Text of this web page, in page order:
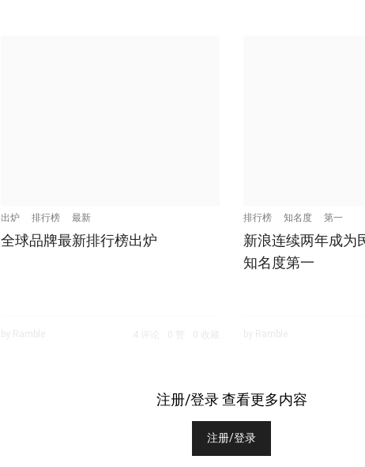
出炉 排行榜 最新
全球品牌最新排行榜出炉
排行榜 知名度 第一
新浪连续两年成为
知名度第一
注册/登录 查看更多内容
注册/登录